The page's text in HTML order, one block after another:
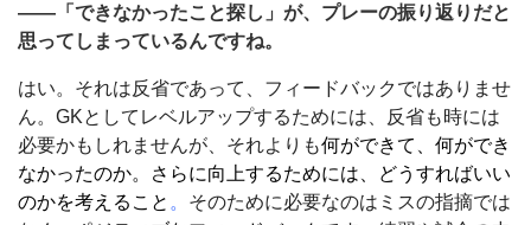
――「できなかったこと探し」が、プレーの振り返りだと
思ってしまっているんですね。
はい。それは反省であって、フィードバックではありませ
ん。GKとしてレベルアップするためには、反省も時には
必要かもしれませんが、それよりも何ができて、何ができ
なかったのか。さらに向上するためには、どうすればいい
のかを考えること 。 そのために必要なのはミスの指摘では